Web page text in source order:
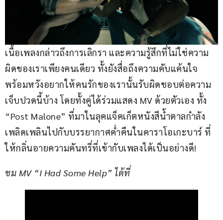
เนื้อเพลงกล่าวถึงการเลิกรา และความรู้สึกที่ไม่ใช่ความ
ผิดของเราเพียงคนเดียว ทั้งยังสื่อถึงความคับแค้นใจ
พร้อมหวังอยากให้คนรักของเรานั้นรับผิดชอบต่อความ
เจ็บปวดนี้บ้าง โดยทั้งคู่ได้ร่วมแสดง MV ด้วยตัวเอง ทั้ง
“Post Malone” ที่มาในลุคแจ็คเก็ตหนังสีน้ำตาลกำลัง
เพลิดเพลินไปกับบรรยากาศค่ำคืนในคาราโอเกะบาร์ ที่
ให้กลิ่นอายความคันทรี่ที่เข้ากับเพลงได้เป็นอย่างดี!
ชม MV “I Had Some Help” ได้ที่